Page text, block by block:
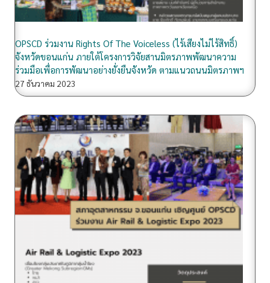
OPSCD ร่วมงาน Rights Of The Voiceless (ไร้เสียงไม่ไร้สิทธิ์)
จังหวัดขอนแก่น ภายใต้โครงการวิจัยสานมิตรภาพพัฒนาความ
ร่วมมือเพื่อการพัฒนาอย่างยั่งยืนจังหวัด ตามแนวถนนมิตรภาพฯ
27 ธันวาคม 2023